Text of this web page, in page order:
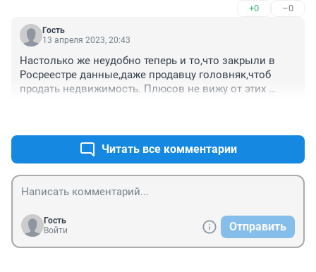
Если позже подавать документы, то могут даже и все
сроки пройти,а потом уже после нескольких звонков
перечисление.
В моих случая так было.
отрапортовали, что все запущено и успешно работает.
+0 –0
Гость
13 апреля 2023, 20:43
Настолько же неудобно теперь и то,что закрыли в
Росреестре данные,даже продавцу головняк,чтоб
продать недвижимость. Плюсов не вижу от этих
Читать все комментарии
Гость
Войти
Отправить